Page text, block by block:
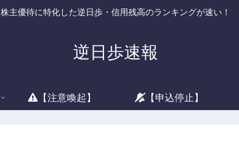
株主優待に特化した逆日歩・信用残高のランキングが速い！
逆日歩速報
【注意喚起】 【申込停止】